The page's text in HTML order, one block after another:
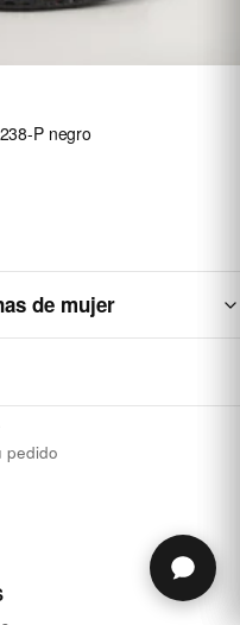
P negro
de mujer
pedido